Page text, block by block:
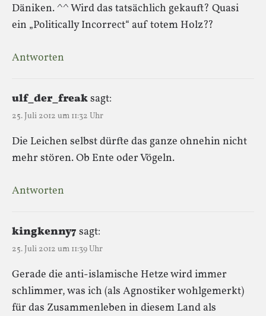
Däniken. ^^ Wird das tatsächlich gekauft? Quasi
ein „Politically Incorrect“ auf totem Holz??
Antworten
ulf_der_freaksagt:
25. Juli 2012 um 11:32 Uhr
Die Leichen selbst dürfte das ganze ohnehin nicht
mehr stören. Ob Ente oder Vögeln.
Antworten
kingkenny7 sagt:
25. Juli 2012 um 11:39 Uhr
Gerade die anti-islamische Hetze wird immer
schlimmer, was ich (als Agnostiker wohlgemerkt)
für das Zusammenleben in diesem Land als